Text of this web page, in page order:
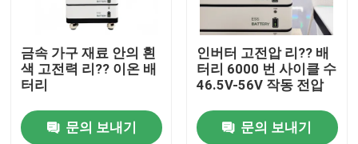
금속 가구 재료 안의 흰
색 고전력 리?? 이온 배
터리
문의 보내기
인버터 고전압 리?? 배
터리 6000 번 사이클 수
46.5V-56V 작동 전압
문의 보내기